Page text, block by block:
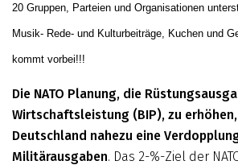
20 Gruppen, Parteien und Organisationen
Musik- Rede- und Kulturbeiträge, Kuchen und
kommt vorbei!!!
Die NATO Planung, die
Wirtschaftsleistung (BIP), zu
Deutschland nahezu eine
Militärausgaben. Das 2-%-Ziel der